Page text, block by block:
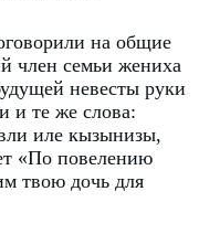
на общие
член семьи жениха
невесты руки
и те же слова:
иле кызынизы,
«По повелению
твою дочь для